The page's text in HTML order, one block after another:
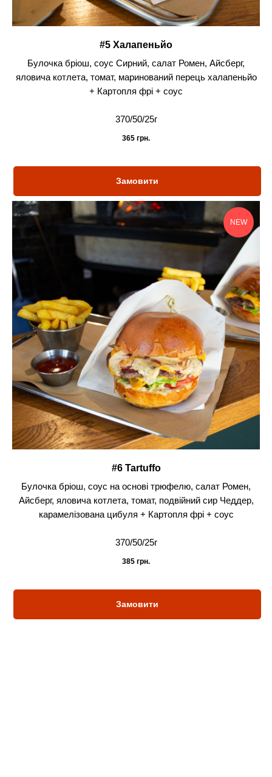
#5 Халапеньйо
Булочка бріош, соус Сирний, салат Ромен, Айсберг,
яловича котлета, томат, маринований перець халапеньйо
+ Картопля фрі + соус
370/50/25г
365 грн.
Замовити
NEW
#6 Tartuffo
Булочка бріош, соус на основі трюфелю, салат Ромен,
Айсберг, яловича котлета, томат, подвійний сир Чеддер,
карамелізована цибуля + Картопля фрі + соус
370/50/25г
385 грн.
Замовити